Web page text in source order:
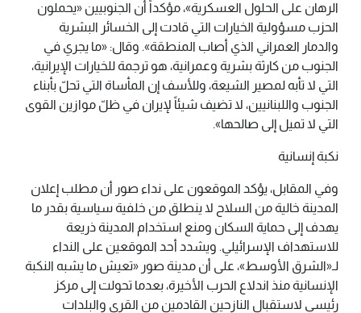
الرهان على الحلول العسكرية»، مؤكداً أن الجنوبيين «يحملون
الحزب مسؤولية الخيارات التي قادت إلى الخسائر البشرية
والدمار العمراني الذي أصاب المنطقة». وقال: «ما يجري في
الجنوب من كارثة بشرية وعمرانية، هو ترجمة للخيارات الإيرانية،
التي لا تأبه لمصير الشيعة، وللأسف إن المأساة التي تحلّ بأبناء
الجنوب واللبنانيين، لا تضيف شيئاً لإيران في ظلّ موازين القوى
التي لا تميل إلى صالحها».
نكبة إنسانية
وفي المقابل، يؤكد الموقعون على نداء صور أن مطلب إعلان
المدينة خالية من السلاح لا ينطلق من خلفية سياسية بقدر ما
يهدف إلى حماية السكان ومنع استخدام المدينة ذريعة
للاستهداف الإسرائيلي. ويشدد أحد الموقعين على النداء
لـ«الشرق الأوسط»، على أن مدينة صور «تعيش ما يشبه النكبة
الإنسانية منذ اندلاع الحرب الأخيرة، بعدما تحولت إلى مركز
رئيسي لاستقبال النازحين القادمين من القرى والبلدات